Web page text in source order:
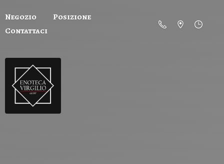
Negozio
Posizione
Contattaci